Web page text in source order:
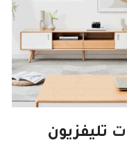
تليفزيون